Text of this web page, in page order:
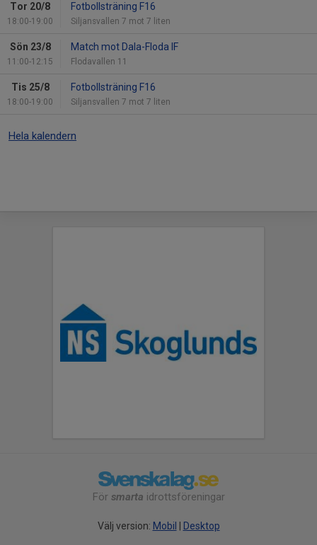
Tor 20/8
18:00-19:00
Fotbollsträning F16
Siljansvallen 7 mot 7 liten
Sön 23/8
11:00-12:15
Match mot Dala-Floda IF
Flodavallen 11
Tis 25/8
18:00-19:00
Fotbollsträning F16
Siljansvallen 7 mot 7 liten
Hela kalendern
För smarta idrottsföreningar
Välj version: Mobil Desktop